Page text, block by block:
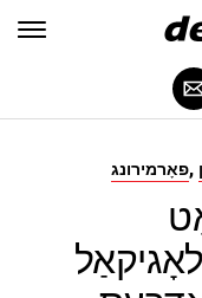
פאָרמירונג,